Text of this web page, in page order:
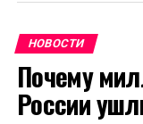
НОВОСТИ
Почему
России